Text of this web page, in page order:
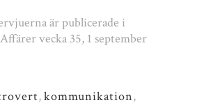
är publicerade i
vecka 35, 1 september
,kommunikation,